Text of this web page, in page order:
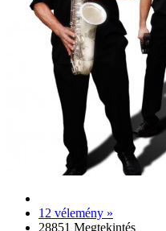
12 vélemény »
28851 Megtekintés